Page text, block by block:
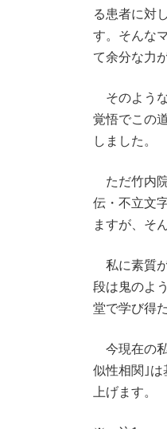
る患者に対
す。そんな
て余分な力
そのよう
覚悟でこの
しました。
ただ竹内院
伝・不立文
ますが、そ
私に素質が
段は鬼のよ
堂で学び得
今現在の
似性相関｣
上げます。